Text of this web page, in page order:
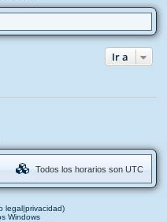
r
Ir a
Todos los horarios son UTC
legal|privacidad)
Windows